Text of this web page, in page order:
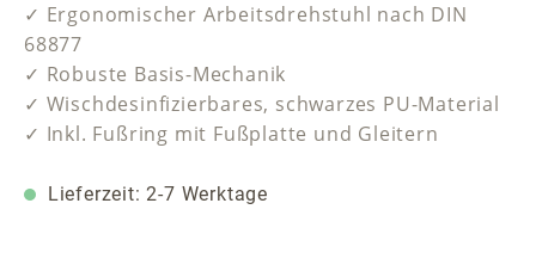
✓ Ergonomischer Arbeitsdrehstuhl nach DIN
68877
✓ Robuste Basis-Mechanik
✓ Wischdesinfizierbares, schwarzes PU-Material
✓ Inkl. Fußring mit Fußplatte und Gleitern
Lieferzeit: 2-7 Werktage